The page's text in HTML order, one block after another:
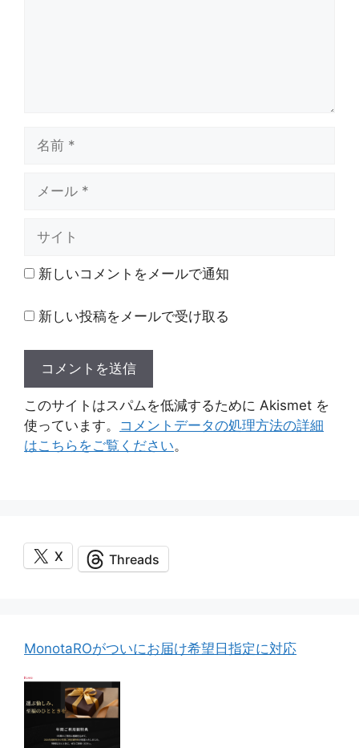
ト 新しいコメントをメールで通知
新しい投稿をメールで受け取る
このサイトはスパムを低減するために Akismet を
使っています。 コメントデータの処理方法の詳細
はこちらをご覧ください。
X Threads
MonotaROがついにお届け希望日指定に対応